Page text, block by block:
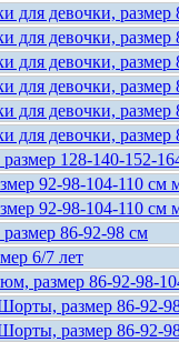
для девочки, размер
для девочки, размер
для девочки, размер
для девочки, размер
для девочки, размер
для девочки, размер
128-140-152-
92-98-104-110 см
92-98-104-110 см
86-92-98 см
6/7 лет
размер 86-92-98-
размер 86-92-
размер 86-92-